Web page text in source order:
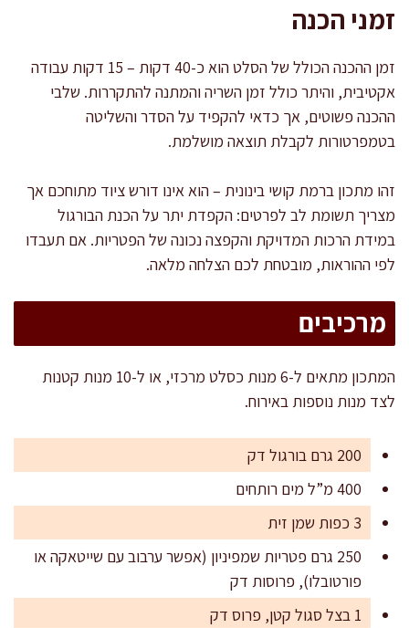
זמני הכנה
זמן ההכנה הכולל של הסלט הוא כ-40 דקות – 15 דקות עבודה
אקטיבית, והיתר כולל זמן השריה והמתנה להתקררות. שלבי
ההכנה פשוטים, אך כדאי להקפיד על הסדר והשליטה
בטמפרטורות לקבלת תוצאה מושלמת.
זהו מתכון ברמת קושי בינונית – הוא אינו דורש ציוד מתוחכם אך
מצריך תשומת לב לפרטים: הקפדת יתר על הכנת הבורגול
במידת הרכות המדויקת והקפצה נכונה של הפטריות. אם תעבדו
לפי ההוראות, מובטחת לכם הצלחה מלאה.
מרכיבים
המתכון מתאים ל-6 מנות כסלט מרכזי, או ל-10 מנות קטנות
לצד מנות נוספות באירוח.
200 גרם בורגול דק
400 מ”ל מים רותחים
3 כפות שמן זית
250 גרם פטריות שמפיניון (אפשר ערבוב עם שייטאקה או
פורטובלו), פרוסות דק
1 בצל סגול קטן, פרוס דק